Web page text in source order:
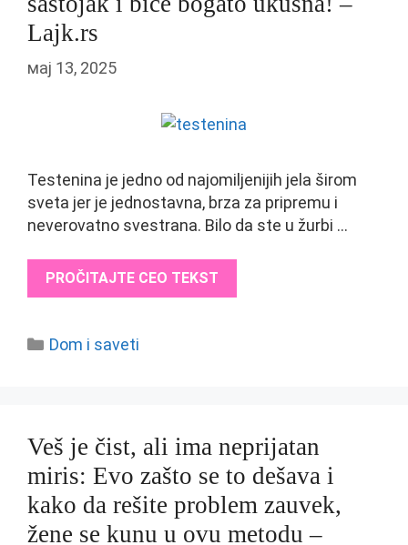
Lajk.rs
мај 13, 2025
Testenina je jedno od najomiljenijih jela širom
sveta jer je jednostavna, brza za pripremu i
neverovatno svestrana. Bilo da ste u žurbi …
PROČITAJTE CEO TEKST
Categories
Dom i saveti
Veš je čist, ali ima neprijatan
miris: Evo zašto se to dešava i
kako da rešite problem zauvek,
žene se kunu u ovu metodu –